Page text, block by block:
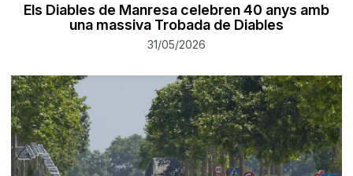
Els Diables de Manresa celebren 40 anys amb
una massiva Trobada de Diables
31/05/2026